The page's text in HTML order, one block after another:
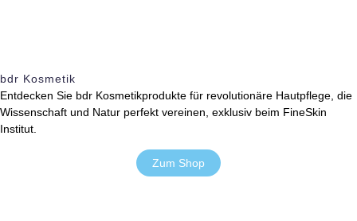
bdr Kosmetik
Entdecken Sie bdr Kosmetikprodukte für revolutionäre Hautpflege, die
Wissenschaft und Natur perfekt vereinen, exklusiv beim FineSkin
Institut.
Zum Shop